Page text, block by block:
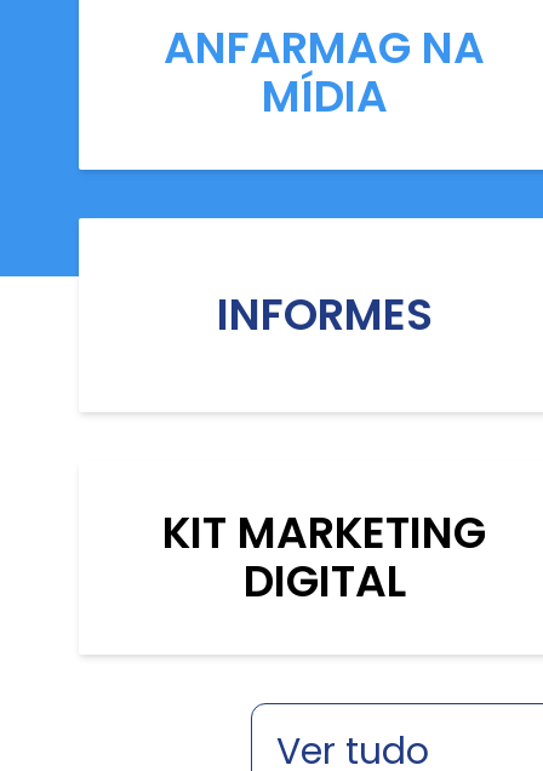
ANFARMAG NA
MÍDIA
INFORMES
KIT MARKETING
DIGITAL